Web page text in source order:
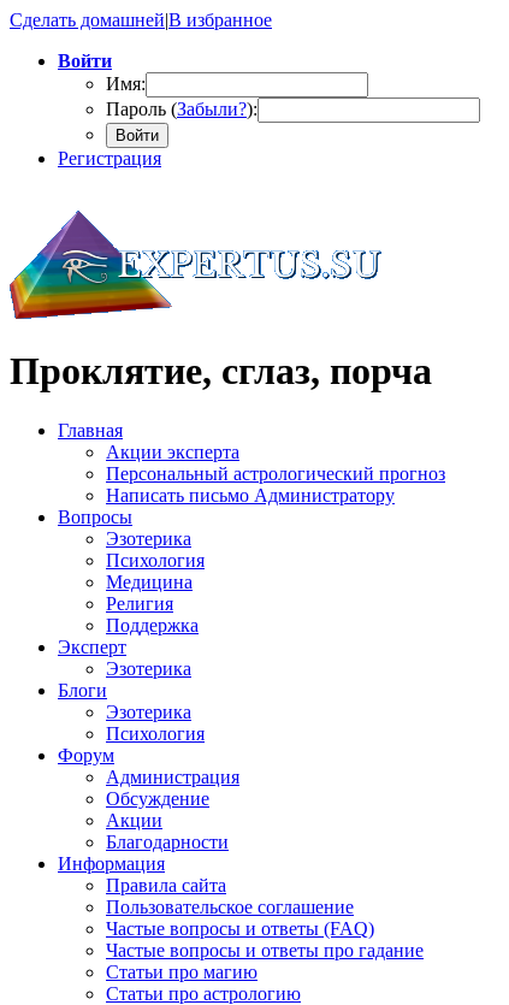
Сделать домашней|В избранное
Войти
Имя:
Пароль (Забыли?):
Войти
Регистрация
Проклятие, сглаз, порча
Главная
Акции эксперта
Персональный астрологический прогноз
Написать письмо Администратору
Вопросы
Эзотерика
Психология
Медицина
Религия
Поддержка
Эксперт
Эзотерика
Блоги
Эзотерика
Психология
Форум
Администрация
Обсуждение
Акции
Благодарности
Информация
Правила сайта
Пользовательское соглашение
Частые вопросы и ответы (FAQ)
Частые вопросы и ответы про гадание
Статьи про магию
Статьи про астрологию